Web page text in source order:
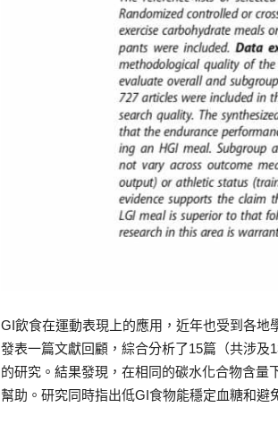
GI飲食在運動表現上的應用，近年也受到各
發表一篇文獻回顧，綜合分析了15篇（共涉
的研究。結果發現，在相同的碳水化合物含
幫助。研究同時指出低GI食物能穩定血糖和